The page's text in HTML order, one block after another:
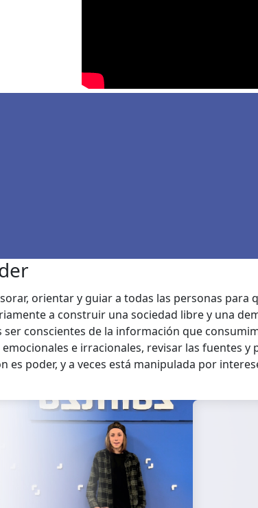
orientar y guiar a todas las personas para
a construir una sociedad libre y una
conscientes de la información que
e irracionales, revisar las fuentes
es poder, y a veces está manipulada por